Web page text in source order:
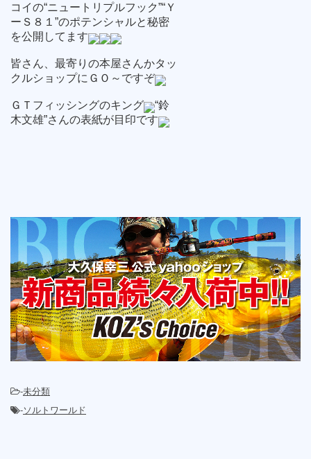
コイの“ニュートリプルフック”“Ｙ
ーＳ８１”のポテンシャルと秘密
を公開してます
皆さん、最寄りの本屋さんかタッ
クルショップにＧＯ～ですぞ
ＧＴフィッシングのキング
“鈴
木文雄”さんの表紙が目印です
-未分類
-ソルトワールド